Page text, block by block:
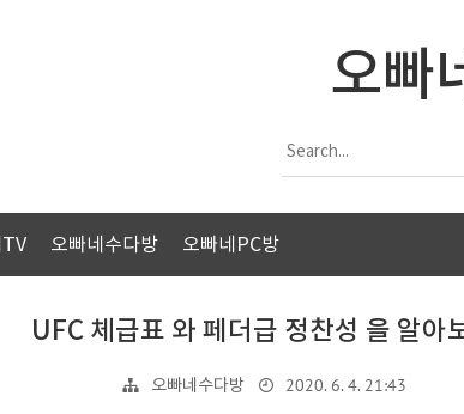
오빠
오빠네수다방 오빠네PC방
UFC 체급표 와 페더급 정찬성 을 알아
오빠네수다방 2020. 6. 4. 21:43